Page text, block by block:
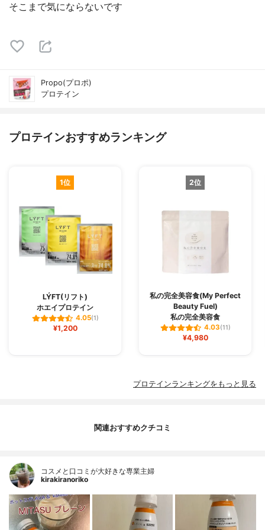
そこまで気にならないです
Propo(プロポ)
プロテイン
プロテインおすすめランキング
1位
LÝFT(リフト)
ホエイプロテイン
4.05(1)
¥1,200
2位
私の完全美容食(My Perfect
Beauty Fuel)
私の完全美容食
4.03(11)
¥4,980
プロテインランキングをもっと見る
関連おすすめクチコミ
コスメと口コミが大好きな専業主婦
kirakiranoriko